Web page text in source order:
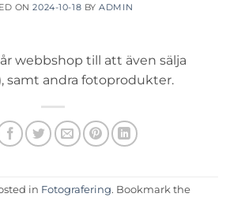
ON2024-10-18 BYADMIN
webbshop till att även sälja
samt andra fotoprodukter.
in Fotografering. Bookmark the